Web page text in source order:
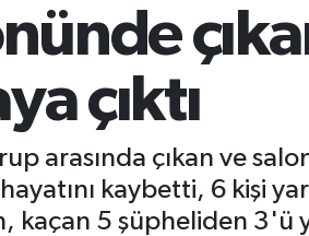
çıktı
arasında çıkan ve
kaybetti, 6 kişi
kaçan 5 şüpheliden 3'ü